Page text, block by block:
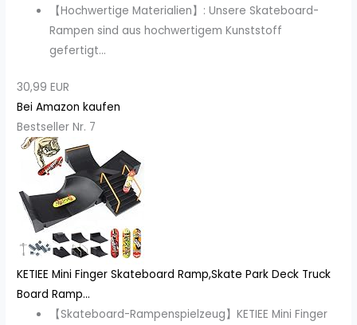
【Hochwertige Materialien】: Unsere Skateboard-
Rampen sind aus hochwertigem Kunststoff
gefertigt...
30,99 EUR
Bei Amazon kaufen
Bestseller Nr. 7
KETIEE Mini Finger Skateboard Ramp,Skate Park Deck Truck
Board Ramp...
【Skateboard-Rampenspielzeug】KETIEE Mini Finger